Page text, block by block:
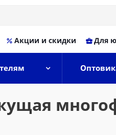
Акции и скидки Для